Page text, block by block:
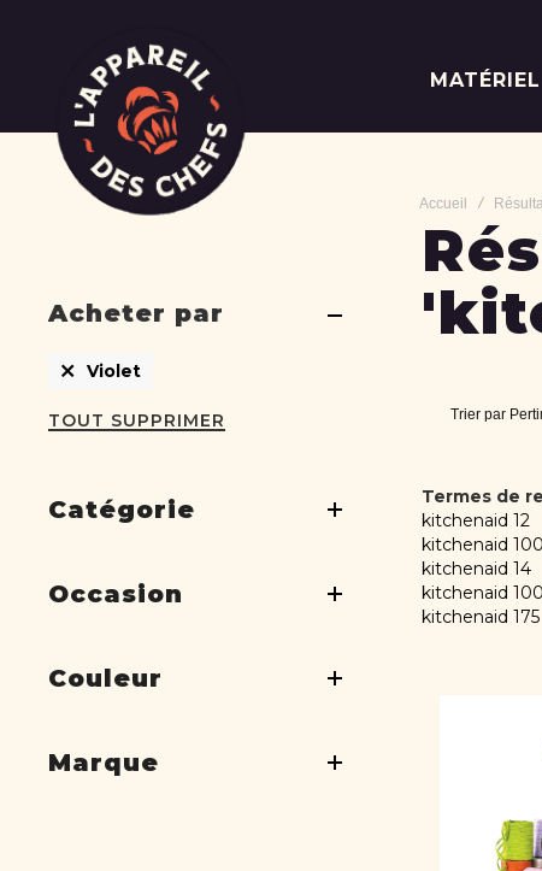
MATÉRIEL
Accueil
Trier par
Termes de
kitchenaid 12
kitchenaid 100
kitchenaid 14
kitchenaid
kitchenaid 175
Acheter par
Violet
Supprimer
Élément
TOUT SUPPRIMER
Catégorie
Occasion
Couleur
Marque